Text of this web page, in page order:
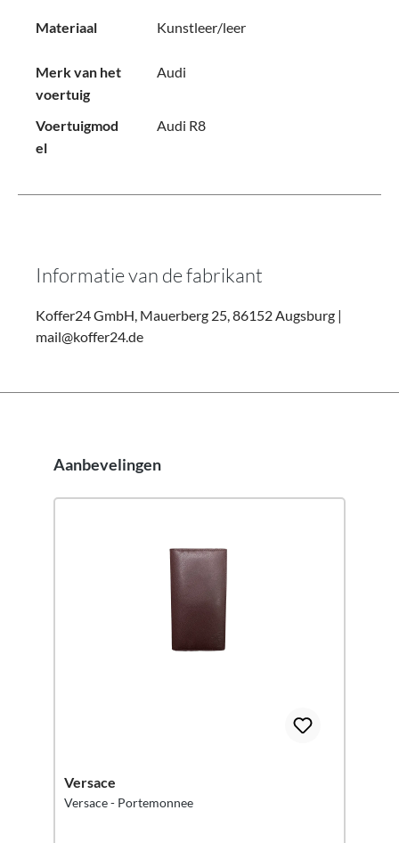
Materiaal Kunstleer/leer
Merk van het
voertuig
Audi
Voertuigmod
el
Audi R8
Informatie van de fabrikant
Koffer24 GmbH, Mauerberg 25, 86152 Augsburg |
mail@koffer24.de
Productgalerij overslaan
Aanbevelingen
Versace
Versace - Portemonnee